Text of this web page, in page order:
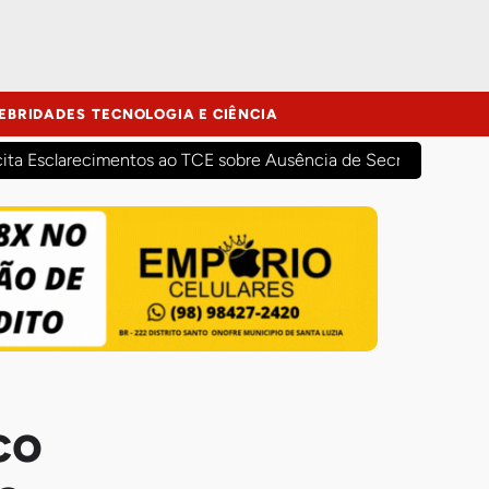
TECNOLOGIA E CIÊNCIA
Esclarecimentos ao TCE sobre Ausência de Secretários